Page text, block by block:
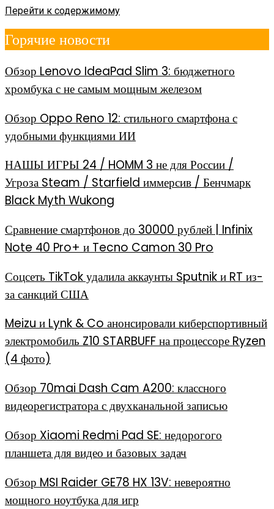
Перейти к содержимому
Горячие новости
Обзор Lenovo IdeaPad Slim 3: бюджетного
хромбука с не самым мощным железом
Обзор Oppo Reno 12: стильного смартфона с
удобными функциями ИИ
НАШЫ ИГРЫ 24 / HOMM 3 не для России /
Угроза Steam / Starfield иммерсив / Бенчмарк
Black Myth Wukong
Сравнение смартфонов до 30000 рублей | Infinix
Note 40 Pro+ и Tecno Camon 30 Pro
Соцсеть TikTok удалила аккаунты Sputnik и RT из-
за санкций США
Meizu и Lynk & Co анонсировали киберспортивный
электромобиль Z10 STARBUFF на процессоре Ryzen
(4 фото)
Обзор 70mai Dash Cam A200: классного
видеорегистратора с двухканальной записью
Обзор Xiaomi Redmi Pad SE: недорогого
планшета для видео и базовых задач
Обзор MSI Raider GE78 HX 13V: невероятно
мощного ноутбука для игр